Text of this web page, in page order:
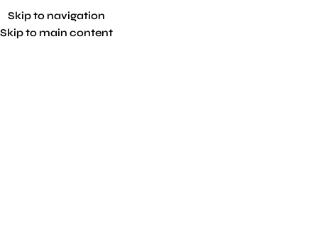
Skip to navigation
Skip to main content